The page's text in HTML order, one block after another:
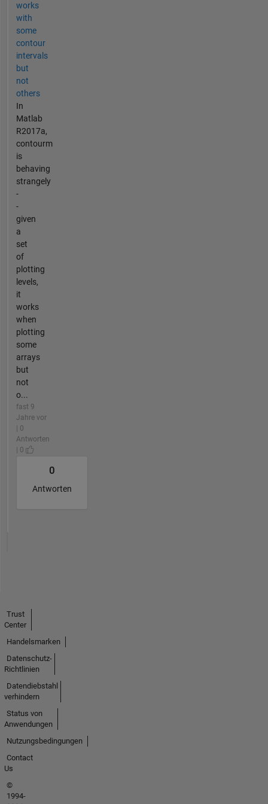
works
with
some
contour
intervals
but
not
others
In
Matlab
R2017a,
contourm
is
behaving
strangely
-
-
given
a
set
of
plotting
levels,
it
works
when
plotting
some
arrays
but
not
o...
fast 9
Jahre vor
| 0
Antworten
| 0
0
Antworten
Trust
Center
Handelsmarken
Datenschutz-
Richtlinien
Datendiebstahl
verhindern
Status von
Anwendungen
Nutzungsbedingungen
Contact
Us
©
1994-